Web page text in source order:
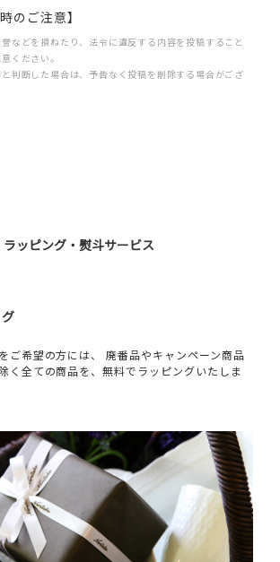
のご注意】
などを損ねたり、法令に違反する内容を投稿すること
ください。
判断した場合は、予告なく投稿を削除する場合がござ
ラッピング・熨斗サービス
ご希望の方には、 廃番品やキャンペーン商品
く全ての商品を、無料でラッピングいたしま